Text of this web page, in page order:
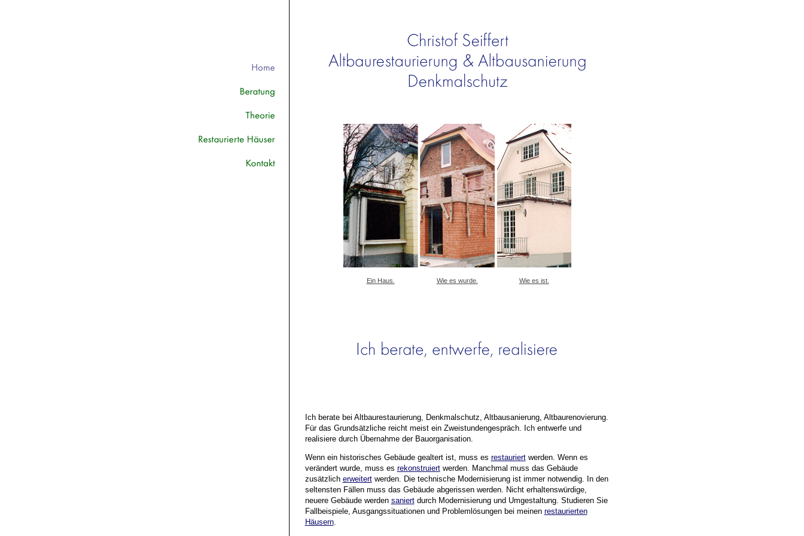
Ein Haus. Wie es wurde. Wie es ist.
Ich berate bei Altbaurestaurierung, Denkmalschutz, Altbausanierung, Altbaurenovierung.
Für das Grundsätzliche reicht meist ein Zweistundengespräch. Ich entwerfe und
realisiere durch Übernahme der Bauorganisation.
Wenn ein historisches Gebäude gealtert ist, muss es restauriertwerden. Wenn es
verändert wurde, muss es rekonstruiertwerden. Manchmal muss das Gebäude
zusätzlich erweitertwerden. Die technische Modernisierung ist immer notwendig. In den
seltensten Fällen muss das Gebäude abgerissen werden. Nicht erhaltenswürdige,
neuere Gebäude werden saniertdurch Modernisierung und Umgestaltung. Studieren Sie
Fallbeispiele, Ausgangssituationen und Problemlösungen bei meinen restaurierten
Häusern.